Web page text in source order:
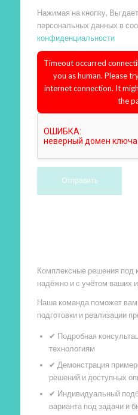
Нажимая на кнопку, Вы
персональных данных в
конфиденциальности
Timeout occurred
you as human. Please
internet connection. It
the
Комплексные решения под
надёжно и с учётом ваших
Наша команда поможет вам
подготовки и реализации
✔ Подробная
технологиям
✔ Демонстрация
решений и доступных
✔ Индивидуальный
варианта под задачи и